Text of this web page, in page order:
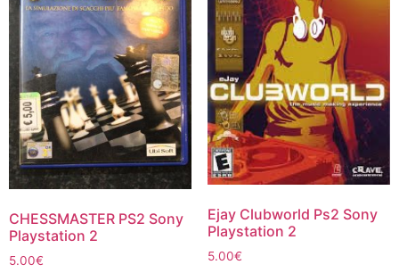
CHESSMASTER PS2 Sony
Playstation 2
5.00€
Ejay Clubworld Ps2 Sony
Playstation 2
5.00€